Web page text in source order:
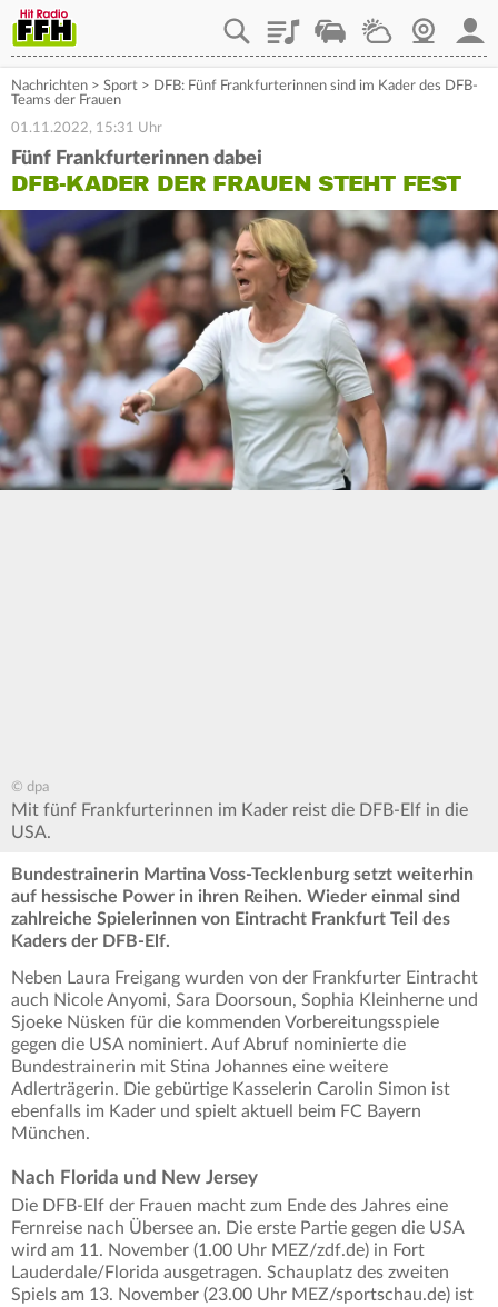
PlaylistStaupilotWetterWebcam
Nachrichten > Sport > DFB: Fünf Frankfurterinnen sind im Kader des DFB-
Teams der Frauen
01.11.2022, 15:31 Uhr
Fünf Frankfurterinnen dabei
DFB-KADER DER FRAUEN STEHT FEST
© dpa
Mit fünf Frankfurterinnen im Kader reist die DFB-Elf in die
USA.
Bundestrainerin Martina Voss-Tecklenburg setzt weiterhin
auf hessische Power in ihren Reihen. Wieder einmal sind
zahlreiche Spielerinnen von Eintracht Frankfurt Teil des
Kaders der DFB-Elf.
Neben Laura Freigang wurden von der Frankfurter Eintracht
auch Nicole Anyomi, Sara Doorsoun, Sophia Kleinherne und
Sjoeke Nüsken für die kommenden Vorbereitungsspiele
gegen die USA nominiert. Auf Abruf nominierte die
Bundestrainerin mit Stina Johannes eine weitere
Adlerträgerin. Die gebürtige Kasselerin Carolin Simon ist
ebenfalls im Kader und spielt aktuell beim FC Bayern
München.
Nach Florida und New Jersey
Die DFB-Elf der Frauen macht zum Ende des Jahres eine
Fernreise nach Übersee an. Die erste Partie gegen die USA
wird am 11. November (1.00 Uhr MEZ/zdf.de) in Fort
Lauderdale/Florida ausgetragen. Schauplatz des zweiten
Spiels am 13. November (23.00 Uhr MEZ/sportschau.de) ist